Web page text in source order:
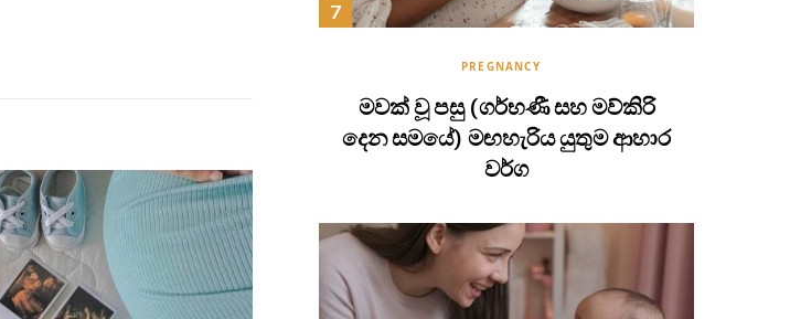
PREGNANCY
මවක් වූ පසු (ගර්භණී සහ මව්කිරි
දෙන සමයේ) මඟහැරිය යුතුම ආහාර
වර්ග